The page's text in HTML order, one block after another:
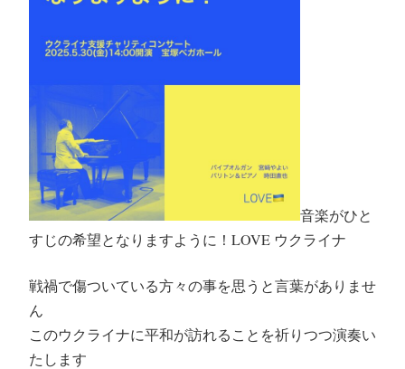
音楽がひと
すじの希望となりますように！LOVE ウクライナ
戦禍で傷ついている方々の事を思うと言葉がありませ
ん
このウクライナに平和が訪れることを祈りつつ演奏い
たします